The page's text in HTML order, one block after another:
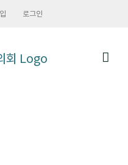
로그인